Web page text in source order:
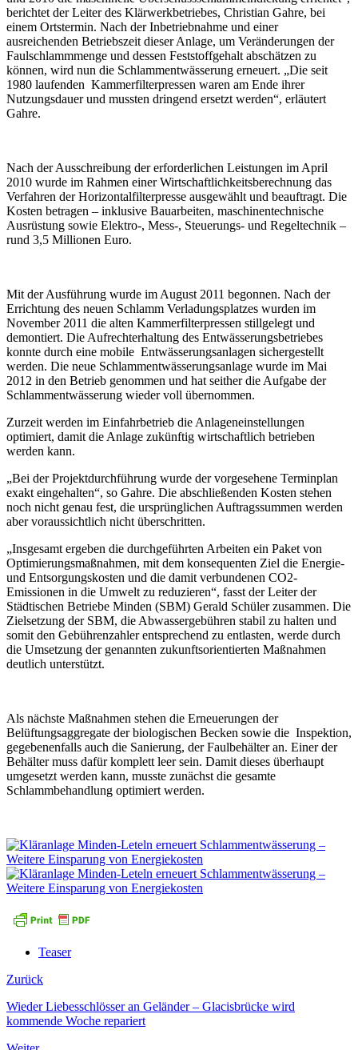
berichtet der Leiter des Klärwerkbetriebes, Christian Gahre, bei
einem Ortstermin. Nach der Inbetriebnahme und einer
ausreichenden Betriebszeit dieser Anlage, um Veränderungen der
Faulschlammmenge und dessen Feststoffgehalt abschätzen zu
können, wird nun die Schlammentwässerung erneuert. „Die seit
1980 laufenden Kammerfilterpressen waren am Ende ihrer
Nutzungsdauer und mussten dringend ersetzt werden“, erläutert
Gahre.
Nach der Ausschreibung der erforderlichen Leistungen im April
2010 wurde im Rahmen einer Wirtschaftlichkeitsberechnung das
Verfahren der Horizontalfilterpresse ausgewählt und beauftragt. Die
Kosten betragen – inklusive Bauarbeiten, maschinentechnische
Ausrüstung sowie Elektro-, Mess-, Steuerungs- und Regeltechnik –
rund 3,5 Millionen Euro.
Mit der Ausführung wurde im August 2011 begonnen. Nach der
Errichtung des neuen Schlamm Verladungsplatzes wurden im
November 2011 die alten Kammerfilterpressen stillgelegt und
demontiert. Die Aufrechterhaltung des Entwässerungsbetriebes
konnte durch eine mobile Entwässerungsanlagen sichergestellt
werden. Die neue Schlammentwässerungsanlage wurde im Mai
2012 in den Betrieb genommen und hat seither die Aufgabe der
Schlammentwässerung wieder voll übernommen.
Zurzeit werden im Einfahrbetrieb die Anlageneinstellungen
optimiert, damit die Anlage zukünftig wirtschaftlich betrieben
werden kann.
„Bei der Projektdurchführung wurde der vorgesehene Terminplan
exakt eingehalten“, so Gahre. Die abschließenden Kosten stehen
noch nicht genau fest, die ursprünglichen Auftragssummen werden
aber voraussichtlich nicht überschritten.
„Insgesamt ergeben die durchgeführten Arbeiten ein Paket von
Optimierungsmaßnahmen, mit dem konsequenten Ziel die Energie-
und Entsorgungskosten und die damit verbundenen CO2-
Emissionen in die Umwelt zu reduzieren“, fasst der Leiter der
Städtischen Betriebe Minden (SBM) Gerald Schüler zusammen. Die
Zielsetzung der SBM, die Abwassergebühren stabil zu halten und
somit den Gebührenzahler entsprechend zu entlasten, werde durch
die Umsetzung der genannten zukunftsorientierten Maßnahmen
deutlich unterstützt.
Als nächste Maßnahmen stehen die Erneuerungen der
Belüftungsaggregate der biologischen Becken sowie die Inspektion,
gegebenenfalls auch die Sanierung, der Faulbehälter an. Einer der
Behälter muss dafür komplett leer sein. Damit dieses überhaupt
umgesetzt werden kann, musste zunächst die gesamte
Schlammbehandlung optimiert werden.
Teaser
Zurück
Wieder Liebesschlösser an Geländer – Glacisbrücke wird
kommende Woche repariert